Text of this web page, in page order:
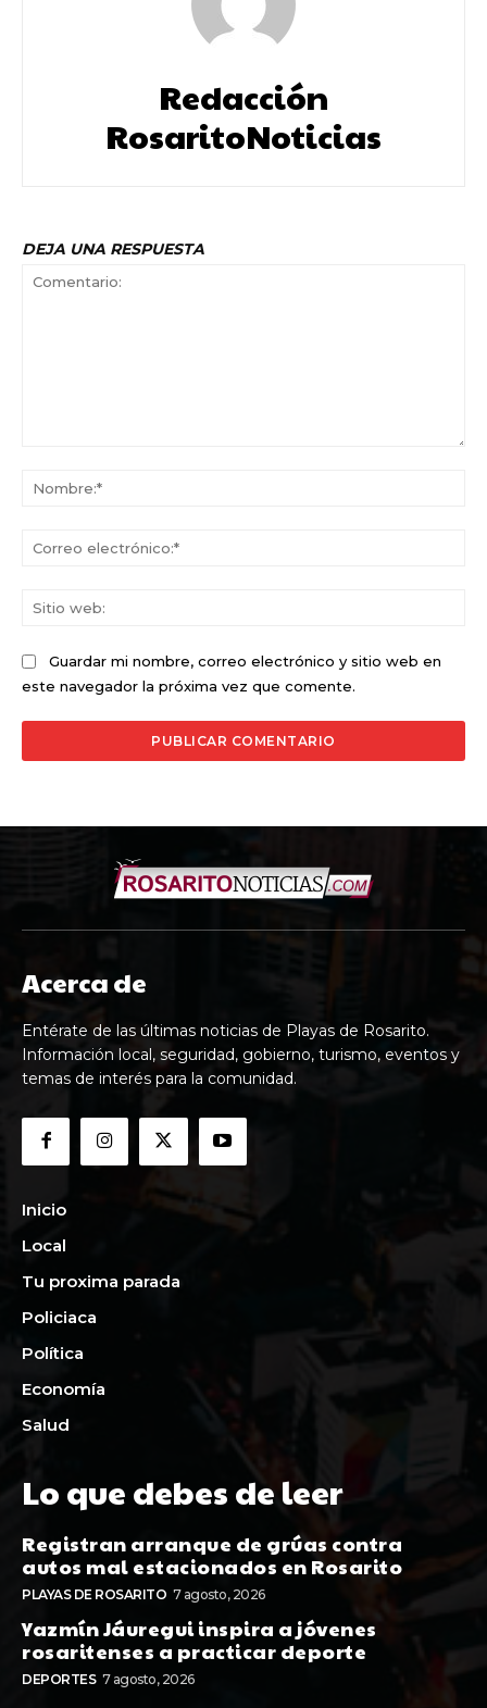
Redacción
RosaritoNoticias
DEJA UNA RESPUESTA
Guardar mi nombre, correo electrónico y sitio web en
este navegador la próxima vez que comente.
Acerca de
Entérate de las últimas noticias de Playas de Rosarito.
Información local, seguridad, gobierno, turismo, eventos y
temas de interés para la comunidad.
Inicio
Local
Tu proxima parada
Policiaca
Política
Economía
Salud
Lo que debes de leer
Registran arranque de grúas contra
autos mal estacionados en Rosarito
PLAYAS DE ROSARITO 7 agosto, 2026
Yazmín Jáuregui inspira a jóvenes
rosaritenses a practicar deporte
DEPORTES 7 agosto, 2026